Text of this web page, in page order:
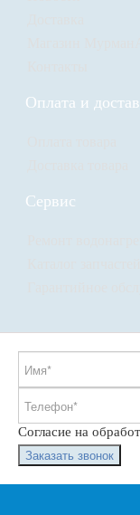
Оплата и
Сервис
Согласие на
Заказать звонок